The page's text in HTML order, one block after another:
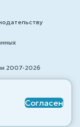
2007-2026
Согласен